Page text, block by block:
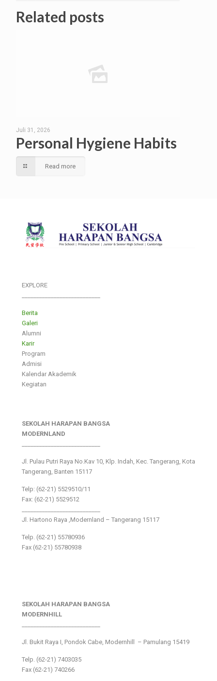
Related posts
Juli 31, 2026
Personal Hygiene Habits
Read more
EXPLORE
Berita
Galeri
Alumni
Karir
Program
Admisi
Kalendar Akademik
Kegiatan
SEKOLAH HARAPAN BANGSA
MODERNLAND
Jl. Pulau Putri Raya No.Kav 10, Klp. Indah, Kec. Tangerang, Kota
Tangerang, Banten 15117
Telp: (62-21) 5529510/11
Fax: (62-21) 5529512
Jl. Hartono Raya ,Modernland – Tangerang 15117
Telp. (62-21) 55780936
Fax (62-21) 55780938
SEKOLAH HARAPAN BANGSA
MODERNHILL
Jl. Bukit Raya I, Pondok Cabe, Modernhill – Pamulang 15419
Telp. (62-21) 7403035
Fax (62-21) 740266